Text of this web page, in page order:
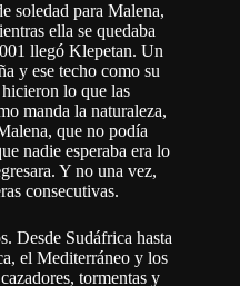
soledad para Malena,
ella se quedaba
llegó Klepetan. Un
y ese techo como su
lo que las
manda la naturaleza,
que no podía
nadie esperaba era lo
Y no una vez,
consecutivas.
Desde Sudáfrica hasta
el Mediterráneo y los
tormentas y